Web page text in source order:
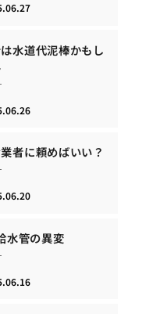
水道代泥棒かもし
者に頼めばいい？
水管の異変